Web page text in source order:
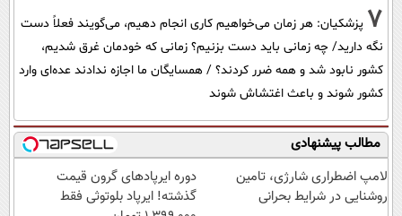
7 پزشکیان: هر زمان می‌خواهیم کاری انجام دهیم، می‌گویند فعلاً دست
نگه دارید/ چه زمانی باید دست بزنیم؟ زمانی که خودمان غرق شدیم،
کشور نابود شد و همه ضرر کردند؟ / همسایگان ما اجازه ندادند عده‌ای وارد
کشور شوند و باعث اغتشاش شوند
مطالب پیشنهادی
لامپ اضطراری شارژی، تامین
روشنایی در شرایط بحرانی
دوره ایرپاد‌های گرون قیمت
گذشته! ایرپاد بلوتوثی فقط